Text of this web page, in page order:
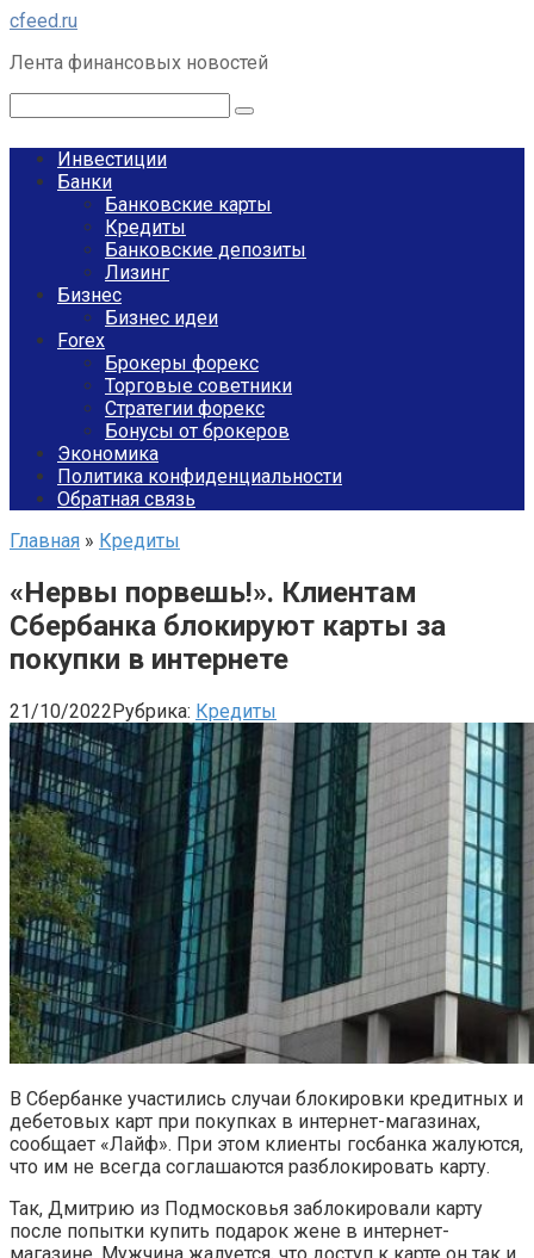
Перейти
контенту
cfeed.ru
Лента финансовых новостей
Инвестиции
Банки
Банковские карты
Кредиты
Банковские депозиты
Лизинг
Бизнес
Бизнес идеи
Forex
Брокеры форекс
Торговые советники
Стратегии форекс
Бонусы от брокеров
Экономика
Политика конфиденциальности
Обратная связь
Главная » Кредиты
«Нервы порвешь!». Клиентам
Сбербанка блокируют карты за
покупки в интернете
21/10/2022Рубрика: Кредиты
В Сбербанке участились случаи блокировки кредитных и
дебетовых карт при покупках в интернет-магазинах,
сообщает «Лайф». При этом клиенты госбанка жалуются,
что им не всегда соглашаются разблокировать карту.
Так, Дмитрию из Подмосковья заблокировали карту
после попытки купить подарок жене в интернет-